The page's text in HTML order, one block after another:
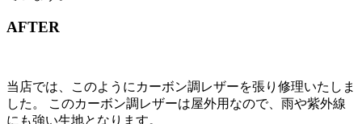
AFTER
当店では、このようにカーボン調レザーを張り修理いたしま
した。 このカーボン調レザーは屋外用なので、雨や紫外線
にも強い生地となります。